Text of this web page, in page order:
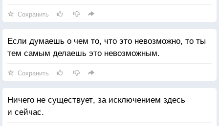
Сохранить
Если думаешь о чем то, что это невозможно, то ты
тем самым делаешь это невозможным.
Сохранить
Ничего не существует, за исключением здесь
и сейчас.